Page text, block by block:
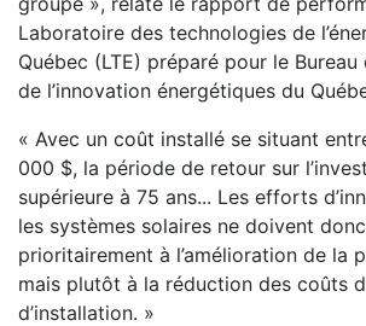
Laboratoire des technologies de
Québec (LTE) préparé pour le Bureau
de l’innovation énergétiques du
« Avec un coût installé se situant
000 $, la période de retour sur
supérieure à 75 ans... Les efforts
les systèmes solaires ne doivent
prioritairement à l’amélioration de la
mais plutôt à la réduction des coûts
d’installation. »